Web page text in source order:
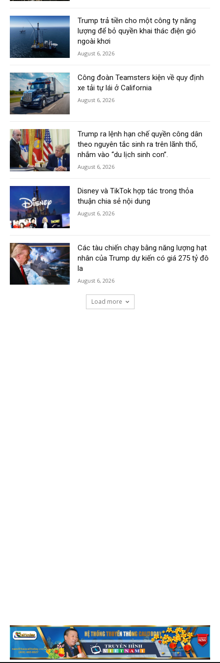
Trump trả tiền cho một công ty năng
lượng để bỏ quyền khai thác điện gió
ngoài khơi
August 6, 2026
Công đoàn Teamsters kiện về quy định
xe tải tự lái ở California
August 6, 2026
Trump ra lệnh hạn chế quyền công dân
theo nguyên tắc sinh ra trên lãnh thổ,
nhắm vào “du lịch sinh con”.
August 6, 2026
Disney và TikTok hợp tác trong thỏa
thuận chia sẻ nội dung
August 6, 2026
Các tàu chiến chạy bằng năng lượng hạt
nhân của Trump dự kiến có giá 275 tỷ đô
la
August 6, 2026
Load more